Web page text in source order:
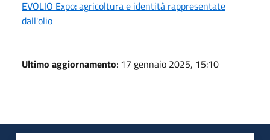
EVOLIO Expo: agricoltura e identità rappresentate
dall'olio
Ultimo aggiornamento: 17 gennaio 2025, 15:10